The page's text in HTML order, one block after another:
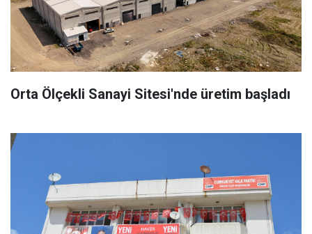
Orta Ölçekli Sanayi Sitesi'nde üretim başladı